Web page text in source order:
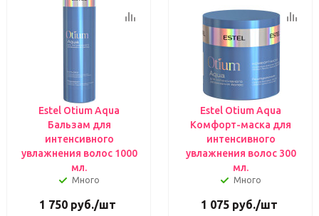
Estel Otium Aqua
Бальзам для
интенсивного
увлажнения волос 1000
мл.
Много
1 750 руб./шт
Estel Otium Aqua
Комфорт-маска для
интенсивного
увлажнения волос 300
мл.
Много
1 075 руб./шт